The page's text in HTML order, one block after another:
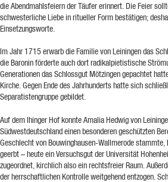
die Abendmahlsfeiern der Täufer erinnert. Die Feier
schwesterliche Liebe in ritueller Form bestätigen;
Einsetzungsworte.
Im Jahr 1715 erwarb die Familie von Leiningen das
die Baronin förderte auch dort radikalpietistische
Generationen das Schlossgut Mötzingen gepachtet
Kirche. Gegen Ende des Jahrhunderts hatte sich
Separatistengruppe gebildet.
Auf dem Ihinger Hof konnte Amalia Hedwig von
Südwestdeutschland einen besonderen geschützten
Geschlecht von Bouwinghausen-Wallmerode stammte,
geerbt – heute ein Versuchsgut der Universität
zugeordnet, kirchlich also ein rechtsfreier Raum.
der herrschaftlichen Kontrolle weitgehend entzogen.